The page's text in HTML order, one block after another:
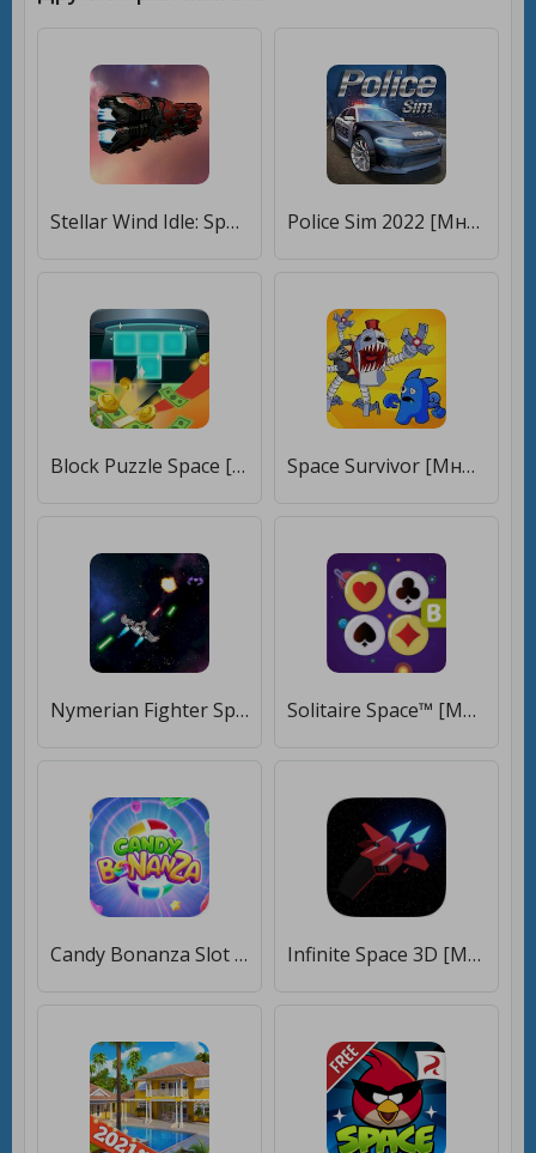
Stellar Wind Idle: Space RPG [Много монет] Police Sim 2022 [Много монет]
Block Puzzle Space [Бесплатные покупки] Space Survivor [Много монет]
Nymerian Fighter Space Shooter [Много монет] Solitaire Space™ [Много монет]
Candy Bonanza Slot PG Soft [Много монет] Infinite Space 3D [Много монет]